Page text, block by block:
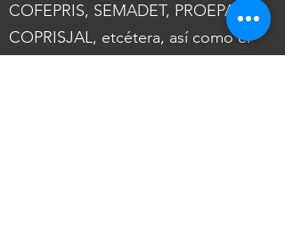
COFEPRIS, SEMADET, PROEPA,
COPRISJAL, etcétera, así como el